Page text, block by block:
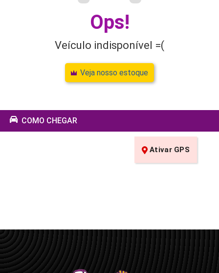
Ops!
Veículo indisponível =(
Veja nosso estoque
COMO CHEGAR
Ativar GPS